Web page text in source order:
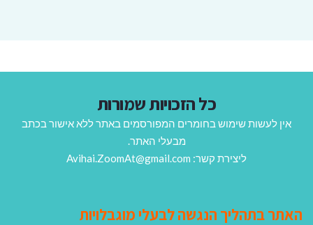
כל הזכויות שמורות
אין לעשות שימוש בחומרים המפורסמים באתר ללא אישור בכתב
מבעלי האתר.
ליצירת קשר: Avihai.ZoomAt@gmail.com
האתר בתהליך הנגשה לבעלי מוגבלויות